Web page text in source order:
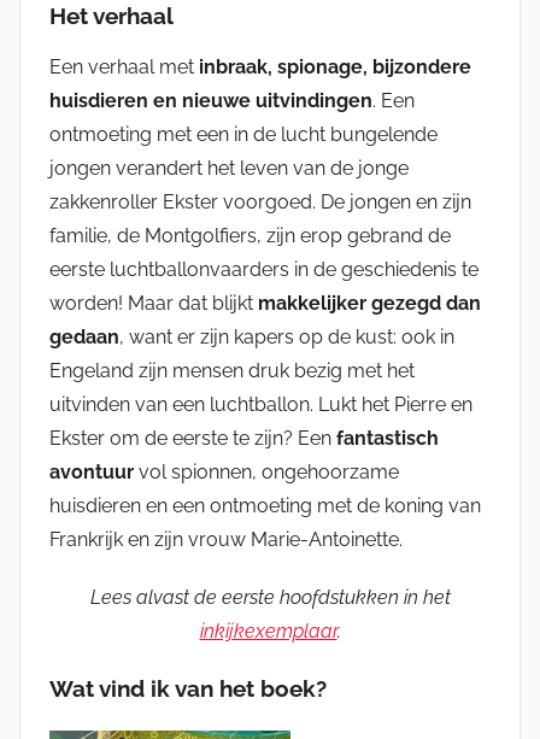
Het verhaal
Een verhaal met inbraak, spionage, bijzondere
huisdieren en nieuwe uitvindingen. Een
ontmoeting met een in de lucht bungelende
jongen verandert het leven van de jonge
zakkenroller Ekster voorgoed. De jongen en zijn
familie, de Montgolfiers, zijn erop gebrand de
eerste luchtballonvaarders in de geschiedenis te
worden! Maar dat blijkt makkelijker gezegd dan
gedaan, want er zijn kapers op de kust: ook in
Engeland zijn mensen druk bezig met het
uitvinden van een luchtballon. Lukt het Pierre en
Ekster om de eerste te zijn? Een fantastisch
avontuur vol spionnen, ongehoorzame
huisdieren en een ontmoeting met de koning van
Frankrijk en zijn vrouw Marie-Antoinette.
Lees alvast de eerste hoofdstukken in het
inkijkexemplaar.
Wat vind ik van het boek?